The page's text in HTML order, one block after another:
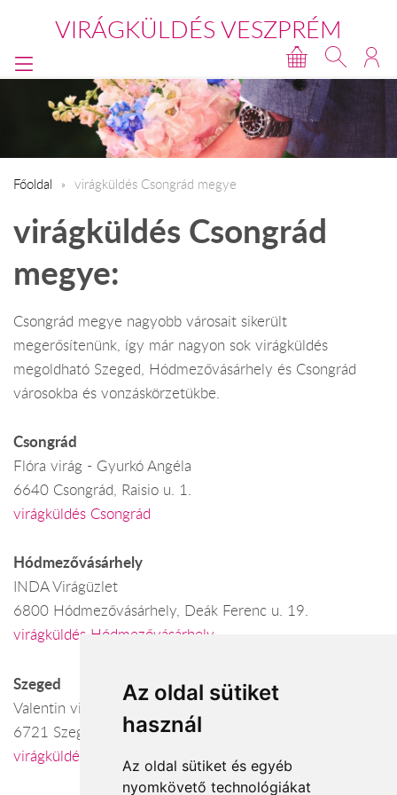
Az oldal sütiket
használ
Az oldal sütiket és egyéb
nyomkövető technológiákat
VIRÁGKÜLDÉS VESZPRÉM
Főoldal virágküldés Csongrád megye
virágküldés Csongrád
megye:
Csongrád megye nagyobb városait sikerült
megerősítenünk, így már nagyon sok virágküldés
megoldható Szeged, Hódmezővásárhely és Csongrád
városokba és vonzáskörzetükbe.
Csongrád
Flóra virág - Gyurkó Angéla
6640 Csongrád, Raisio u. 1.
virágküldés Csongrád
Hódmezővásárhely
INDA Virágüzlet
6800 Hódmezővásárhely, Deák Ferenc u. 19.
virágküldés Hódmezővásárhely
Szeged
Valentin virág
6721 Szeged, Zárda utca 6.
virágküldés Szeged